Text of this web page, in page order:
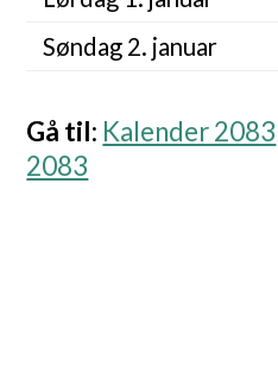
Søndag 2. januar
Gå til: Kalender 2083
2083